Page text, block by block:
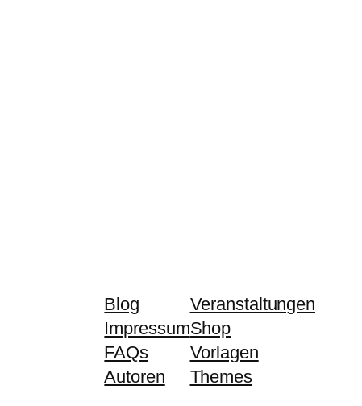
Blog
Impressum
FAQs
Autoren
Veranstaltungen
Shop
Vorlagen
Themes